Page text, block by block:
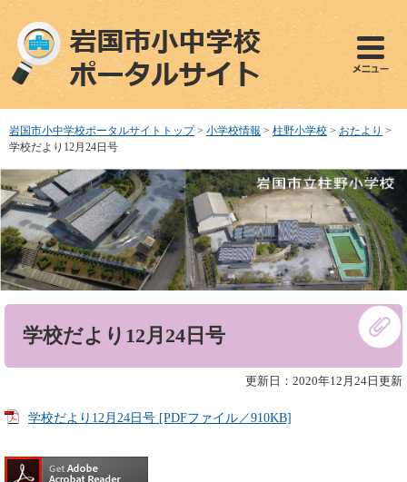
ペ
で
す
メ
ば
し
本
文
へ
岩国市小中学校ポータルサイトトップ > 小学校情報 > 柱野小学校 > おたより >
学校だより12月24日号
学校だより12月24日号
更新日：2020年12月24日更新
学校だより12月24日号 [PDFファイル／910KB]